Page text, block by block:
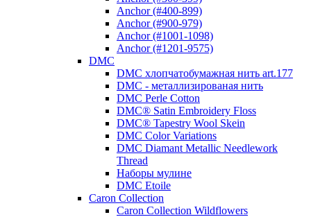
Anchor (#400-899)
Anchor (#900-979)
Anchor (#1001-1098)
Anchor (#1201-9575)
DMC
DMC хлопчатобумажная нить art.177
DMC - металлизированая нить
DMC Perle Cotton
DMC® Satin Embroidery Floss
DMC® Tapestry Wool Skein
DMC Color Variations
DMC Diamant Metallic Needlework
Thread
Наборы мулине
DMC Etoile
Caron Collection
Caron Collection Wildflowers